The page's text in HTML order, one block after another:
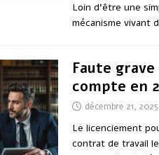
Loin d’être une
mécanisme vivant
Faute
compte en
décembre 21, 2025
Le licenciement
contrat de travail